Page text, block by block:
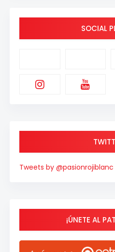
SOCIAL
Tweets by @pasionrojiblanc
¡ÚNETE AL